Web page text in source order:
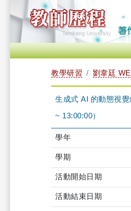
教學研習 劉韋廷
生成式 AI 的動態視
~ 13:00:00）
學年
學期
活動開始日期
活動結束日期